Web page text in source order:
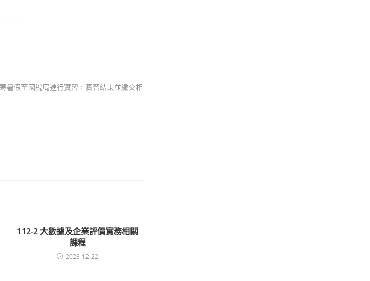
暑假至國稅局進行實習，實習結束並繳交相
112-2 大數據及企業評價實務相關
課程
2023-12-22